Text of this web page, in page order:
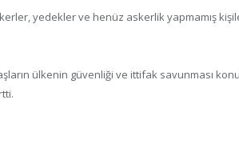
yedekler ve henüz askerlik yapmamış
ülkenin güvenliği ve ittifak savunması